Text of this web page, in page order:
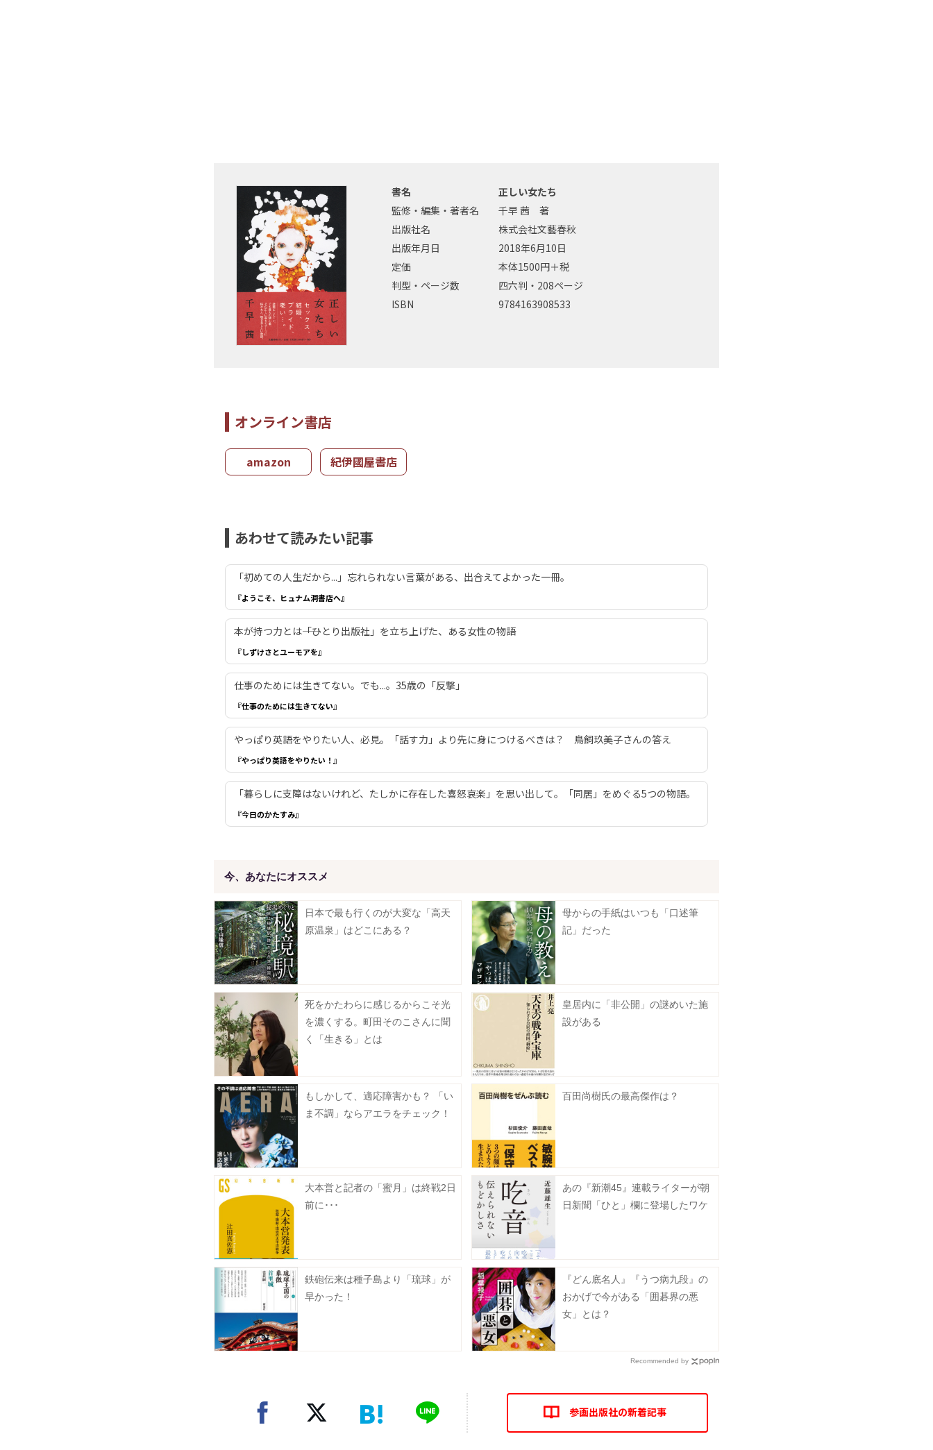
書名
正しい女たち
監修・編集・著者名
千早 茜 著
出版社名
株式会社文藝春秋
出版年月日
2018年6月10日
定価
本体1500円＋税
判型・ページ数
四六判・208ページ
ISBN
9784163908533
オンライン書店
amazon 紀伊國屋書店
あわせて読みたい記事
「初めての人生だから...」忘れられない言葉がある、出合えてよかった一冊。
『ようこそ、ヒュナム洞書店へ』
本が持つ力とは――「ひとり出版社」を立ち上げた、ある女性の物語
『しずけさとユーモアを』
仕事のためには生きてない。でも...。35歳の「反撃」
『仕事のためには生きてない』
やっぱり英語をやりたい人、必見。「話す力」より先に身につけるべきは？ 鳥飼玖美子さんの答え
『やっぱり英語をやりたい！』
「暮らしに支障はないけれど、たしかに存在した喜怒哀楽」を思い出して。「同居」をめぐる5つの物語。
『今日のかたすみ』
今、あなたにオススメ
日本で最も行くのが大変な「高天
原温泉」はどこにある？
母からの手紙はいつも「口述筆
記」だった
死をかたわらに感じるからこそ光
を濃くする。町田そのこさんに聞
く「生きる」とは
皇居内に「非公開」の謎めいた施
設がある
もしかして、適応障害かも？ 「い
ま不調」ならアエラをチェック！
百田尚樹氏の最高傑作は？
大本営と記者の「蜜月」は終戦2日
前に･･･
あの『新潮45』連載ライターが朝
日新聞「ひと」欄に登場したワケ
鉄砲伝来は種子島より「琉球」が
早かった！
『どん底名人』『うつ病九段』の
おかげで今がある「囲碁界の悪
女」とは？
Recommended by
参画出版社の新着記事